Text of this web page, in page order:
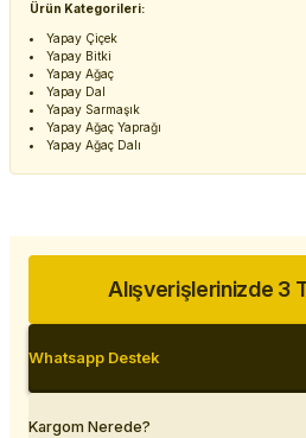
Ürün Kategorileri:
Yapay Çiçek
Yapay Bitki
Yapay Ağaç
Yapay Dal
Yapay Sarmaşık
Yapay Ağaç Yaprağı
Yapay Ağaç Dalı
Alışverişlerinizde 3
Whatsapp Destek
Kargom Nerede?